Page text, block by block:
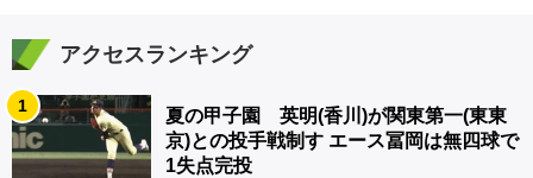
アクセスランキング
1
夏の甲子園 英明(香川)が関東第一(東東
京)との投手戦制す エース冨岡は無四球で
1失点完投